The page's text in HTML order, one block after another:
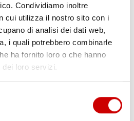
Condividiamo inoltre
cui utilizza il nostro sito con i
di analisi dei dati web,
i quali potrebbero combinarle
ha fornito loro o che hanno
loro servizi.
A COLTELLATE